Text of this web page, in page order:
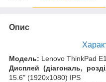
Опис
Модель: Lenovo ThinkPad
Дисплей (діагональ,
15.6" (1920x1080) IPS